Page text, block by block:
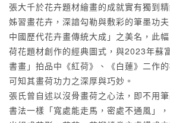
張大千於花卉題材繪畫的成就實有獨到
姊習畫花卉，深諳勾勒與敷彩的筆墨功
中國歷代花卉畫傳統大成」之美名，此
荷花題材創作的經典圖式，與2023年蘇
書畫」拍品中《紅荷》、《白蓮》二作
可知其畫荷功力之深厚與巧妙。
張氏曾自述以沒骨畫荷之心法，即不用
書法一樣「寬處能走馬，密處不通風」